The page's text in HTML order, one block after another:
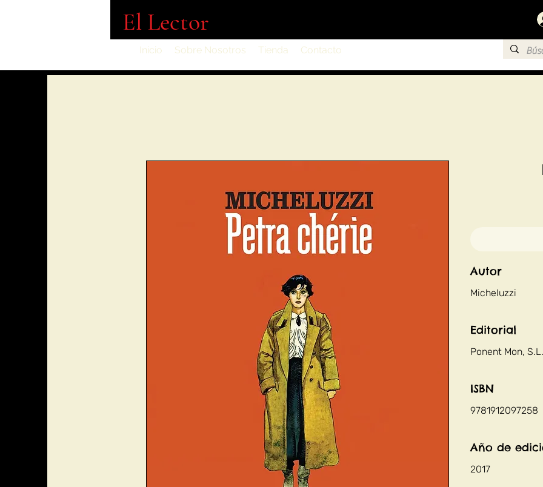
El Lector
Inicio Sobre Nosotros Tienda Contacto
Autor
Micheluzzi
Editorial
Ponent Mon, S.L.
ISBN
9781912097258
Año de
2017